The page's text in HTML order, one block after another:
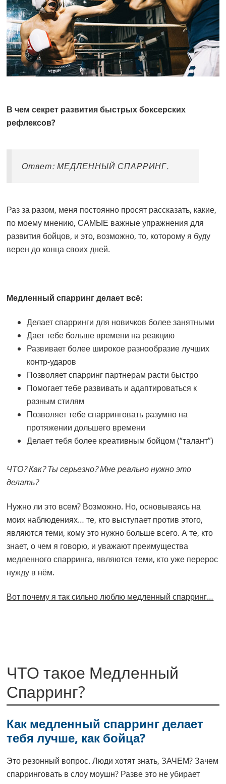
В чем секрет развития быстрых боксерских
рефлексов?
Ответ: МЕДЛЕННЫЙ СПАРРИНГ.
Раз за разом, меня постоянно просят рассказать, какие,
по моему мнению, САМЫЕ важные упражнения для
развития бойцов, и это, возможно, то, которому я буду
верен до конца своих дней.
Медленный спарринг делает всё:
Делает спарринги для новичков более занятными
Дает тебе больше времени на реакцию
Развивает более широкое разнообразие лучших
контр-ударов
Позволяет спарринг партнерам расти быстро
Помогает тебе развивать и адаптироваться к
разным стилям
Позволяет тебе спарринговать разумно на
протяжении дольшего времени
Делает тебя более креативным бойцом (“талант”)
ЧТО? Как? Ты серьезно? Мне реально нужно это
делать?
Нужно ли это всем? Возможно. Но, основываясь на
моих наблюдениях… те, кто выступает против этого,
являются теми, кому это нужно больше всего. А те, кто
знает, о чем я говорю, и уважают преимущества
медленного спарринга, являются теми, кто уже перерос
нужду в нём.
Вот почему я так сильно люблю медленный спарринг…
ЧТО такое Медленный
Спарринг?
Как медленный спарринг делает
тебя лучше, как бойца?
Это резонный вопрос. Люди хотят знать, ЗАЧЕМ? Зачем
спарринговать в слоу моушн? Разве это не убирает